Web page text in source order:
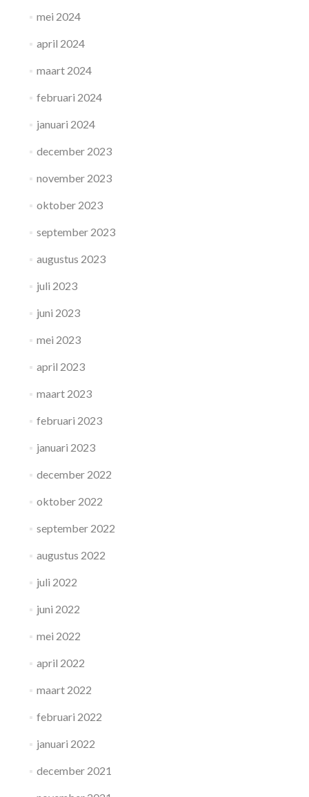
mei 2024
april 2024
maart 2024
februari 2024
januari 2024
december 2023
november 2023
oktober 2023
september 2023
augustus 2023
juli 2023
juni 2023
mei 2023
april 2023
maart 2023
februari 2023
januari 2023
december 2022
oktober 2022
september 2022
augustus 2022
juli 2022
juni 2022
mei 2022
april 2022
maart 2022
februari 2022
januari 2022
december 2021